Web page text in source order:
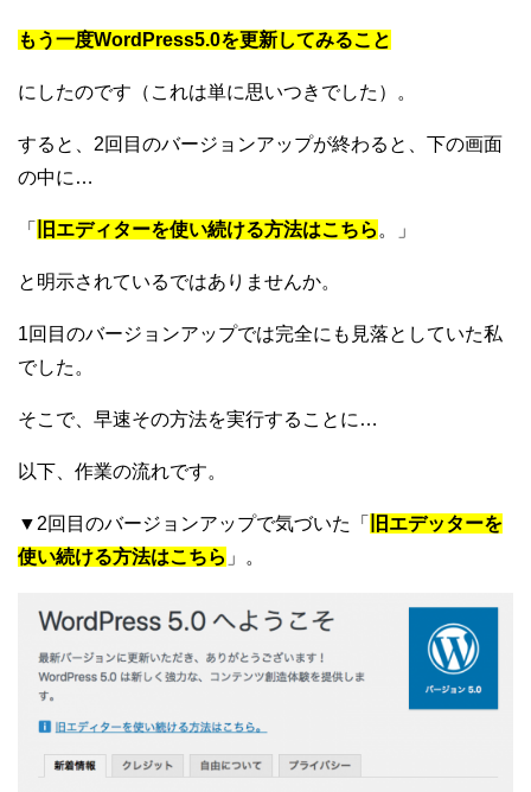
もう一度WordPress5.0を更新してみること
にしたのです（これは単に思いつきでした）。
すると、2回目のバージョンアップが終わると、下の画面
の中に…
「 旧エディターを使い続ける方法はこちら 。」
と明示されているではありませんか。
1回目のバージョンアップでは完全にも見落としていた私
でした。
そこで、早速その方法を実行することに…
以下、作業の流れです。
▼2回目のバージョンアップで気づいた「
旧エデッターを
使い続ける方法はこちら 」。